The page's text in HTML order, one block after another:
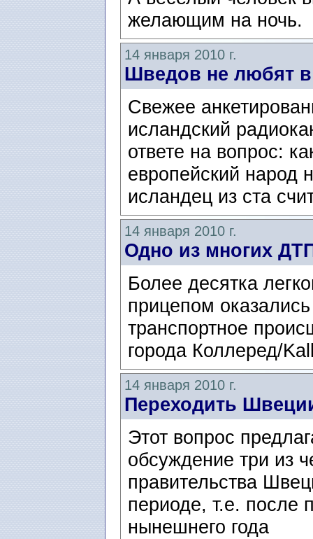
желающим на ночь.
14 января 2010 г.
Шведов не любят
Свежее
исландский
ответе на вопрос:
европейский народ
исландец из ста
14 января 2010 г.
Одно из многих
Более десятка
прицепом
транспортное
города Коллеред/
14 января 2010 г.
Переходить
Этот вопрос
обсуждение три из
правительства
периоде, т.е. после
нынешнего года